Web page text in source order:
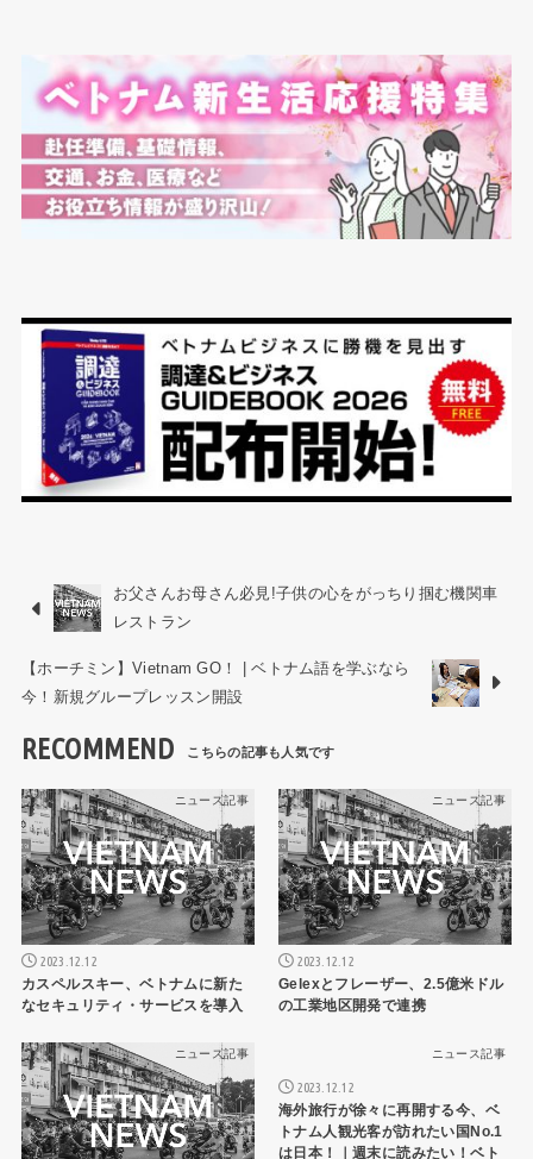
お父さんお母さん必見!子供の心をがっちり掴む機関車
レストラン
【ホーチミン】Vietnam GO！ | ベトナム語を学ぶなら
今！新規グループレッスン開設
RECOMMEND
ニュース記事
2023.12.12
カスペルスキー、ベトナムに新た
なセキュリティ・サービスを導入
ニュース記事
2023.12.12
Gelexとフレーザー、2.5億米ドル
の工業地区開発で連携
ニュース記事 ニュース記事
2023.12.12
海外旅行が徐々に再開する今、ベ
トナム人観光客が訪れたい国No.1
は日本！｜週末に読みたい！ベト